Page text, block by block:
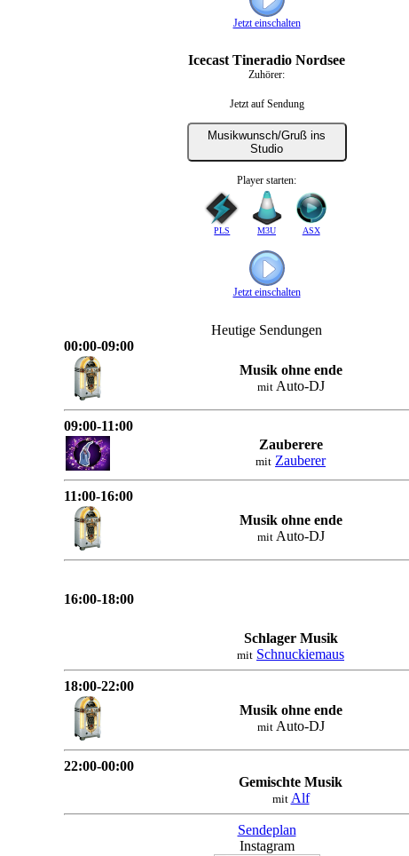
Jetzt einschalten
Icecast Tineradio Nordsee
Zuhörer:
Jetzt auf Sendung
Musikwunsch/Gruß ins
Studio
Player starten:
PLS M3U ASX
Jetzt einschalten
Heutige Sendungen
00:00-09:00
Musik ohne ende
mitAuto-DJ
09:00-11:00
Zauberere
mit Zauberer
11:00-16:00
Musik ohne ende
mitAuto-DJ
16:00-18:00
Schlager Musik
mit Schnuckiemaus
18:00-22:00
Musik ohne ende
mitAuto-DJ
22:00-00:00
Gemischte Musik
mit Alf
Sendeplan
Instagram